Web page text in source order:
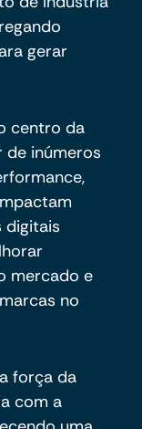
gerar
centro da
de inúmeros
digitais
mercado e
no
força da
com a